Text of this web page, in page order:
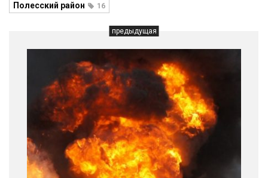
Полесский район 16
предыдущая